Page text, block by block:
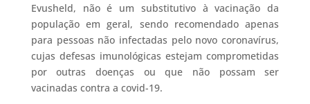
Evusheld, não é um substitutivo à vacinação da
população em geral, sendo recomendado apenas
para pessoas não infectadas pelo novo coronavírus,
cujas defesas imunológicas estejam comprometidas
por outras doenças ou que não possam ser
vacinadas contra a covid-19.